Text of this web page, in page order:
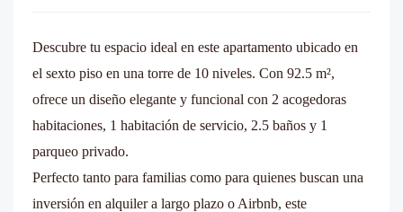
Descubre tu espacio ideal en este apartamento ubicado en
el sexto piso en una torre de 10 niveles. Con 92.5 m²,
ofrece un diseño elegante y funcional con 2 acogedoras
habitaciones, 1 habitación de servicio, 2.5 baños y 1
parqueo privado.
Perfecto tanto para familias como para quienes buscan una
inversión en alquiler a largo plazo o Airbnb, este